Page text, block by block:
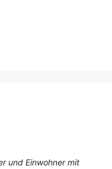
und Einwohner mit